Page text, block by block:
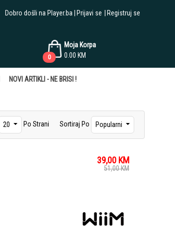
Dobro došli na Player.ba Prijavi se Registruj se
Moja Korpa
0.00 KM
0
NOVI ARTIKLI - NE BRISI !
20 Po Strani Sortiraj Po Popularni
39,00 KM
51,00KM